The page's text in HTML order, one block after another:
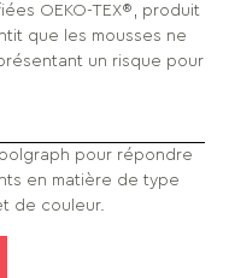
OEKO-TEX®, produit
que les mousses ne
un risque pour
pour répondre
en matière de type
de couleur.